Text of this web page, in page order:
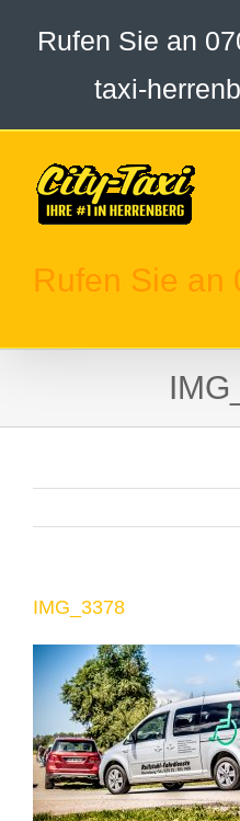
InhaltRufen Sie an
taxi-
Rufen Sie an
IMG_3378